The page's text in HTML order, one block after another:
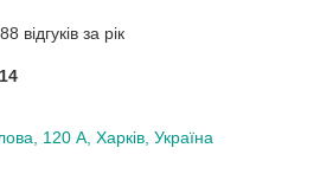
відгуків за рік
120 А, Харків, Україна